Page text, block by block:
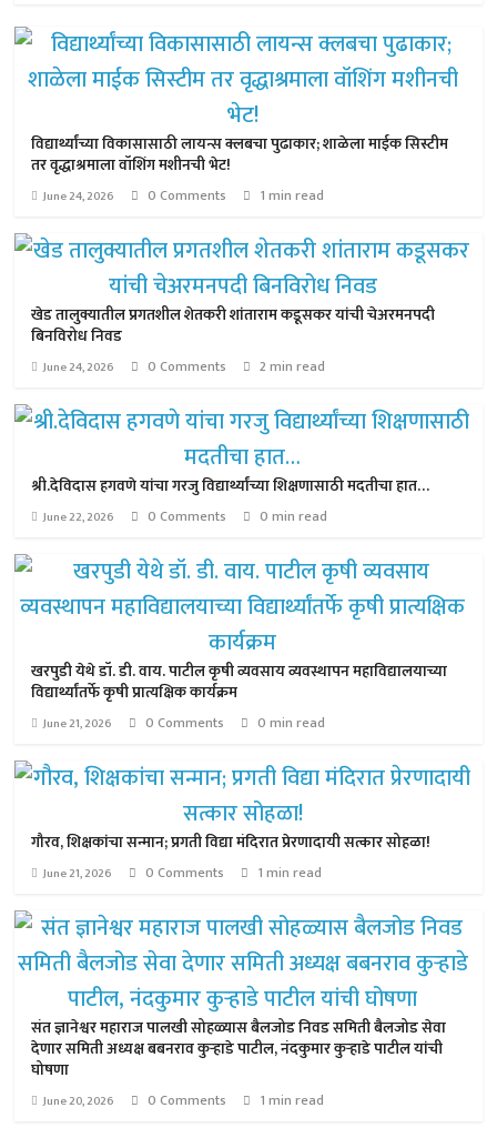
विद्यार्थ्यांच्या विकासासाठी लायन्स क्लबचा पुढाकार; शाळेला माईक सिस्टीम
तर वृद्धाश्रमाला वॉशिंग मशीनची भेट!
June 24, 2026 0 Comments 1 min read
खेड तालुक्यातील प्रगतशील शेतकरी शांताराम कडूसकर यांची चेअरमनपदी
बिनविरोध निवड
June 24, 2026 0 Comments 2 min read
श्री.देविदास हगवणे यांचा गरजु विद्यार्थ्यांच्या शिक्षणासाठी मदतीचा हात…
June 22, 2026 0 Comments 0 min read
खरपुडी येथे डॉ. डी. वाय. पाटील कृषी व्यवसाय व्यवस्थापन महाविद्यालयाच्या
विद्यार्थ्यांतर्फे कृषी प्रात्यक्षिक कार्यक्रम
June 21, 2026 0 Comments 0 min read
गौरव, शिक्षकांचा सन्मान; प्रगती विद्या मंदिरात प्रेरणादायी सत्कार सोहळा!
June 21, 2026 0 Comments 1 min read
संत ज्ञानेश्वर महाराज पालखी सोहळ्यास बैलजोड निवड समिती बैलजोड सेवा
देणार समिती अध्यक्ष बबनराव कुऱ्हाडे पाटील, नंदकुमार कुऱ्हाडे पाटील यांची
घोषणा
June 20, 2026 0 Comments 1 min read